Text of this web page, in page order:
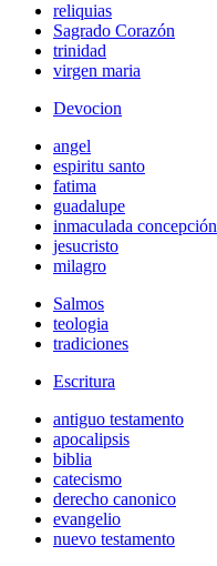
reliquias
Sagrado Corazón
trinidad
virgen maria
Devocion
angel
espiritu santo
fatima
guadalupe
inmaculada concepción
jesucristo
milagro
Salmos
teologia
tradiciones
Escritura
antiguo testamento
apocalipsis
biblia
catecismo
derecho canonico
evangelio
nuevo testamento